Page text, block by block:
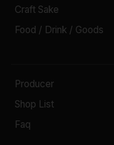
Craft Sake
Food / Drink / Goods
Producer
Shop List
Faq